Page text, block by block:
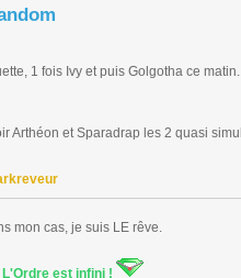
1 fois Ivy et puis Golgotha ce
Arthéon et Sparadrap les 2 quasi
mon cas, je suis LE rêve.
est infini !